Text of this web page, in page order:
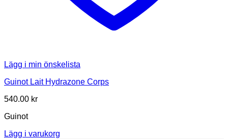
Lägg i min önskelista
Guinot Lait Hydrazone Corps
540.00 kr
Guinot
Lägg i varukorg